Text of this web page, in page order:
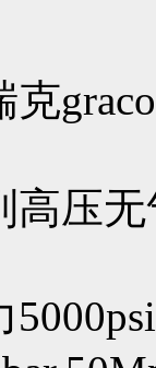
克graco
高压